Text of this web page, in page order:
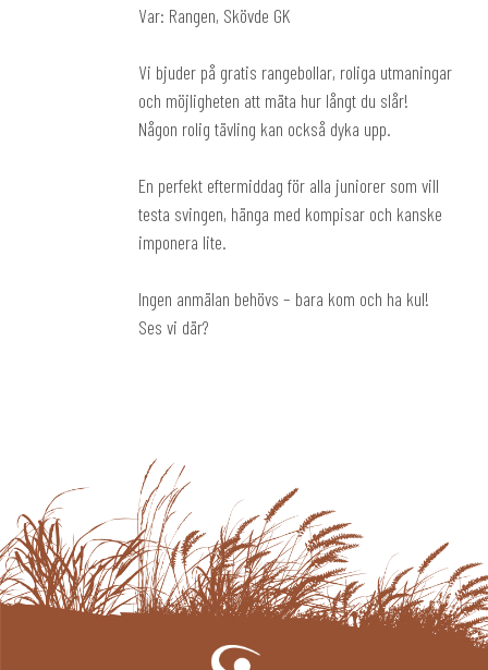
Var: Rangen, Skövde GK
Vi bjuder på gratis rangebollar, roliga utmaningar
och möjligheten att mäta hur långt du slår!
Någon rolig tävling kan också dyka upp.
En perfekt eftermiddag för alla juniorer som vill
testa svingen, hänga med kompisar och kanske
imponera lite.
Ingen anmälan behövs – bara kom och ha kul!
Ses vi där?